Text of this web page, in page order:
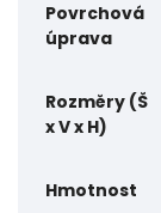
Povrchová
úprava
Rozměry (Š
x V x H)
Hmotnost